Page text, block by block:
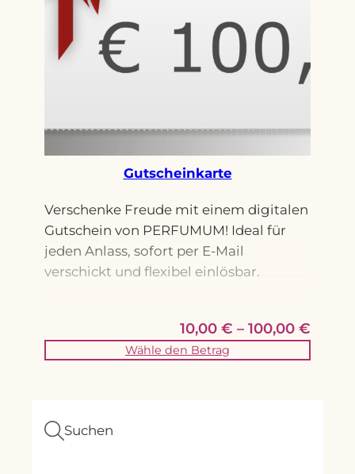
Gutscheinkarte
Verschenke Freude mit einem digitalen
Gutschein von PERFUMUM! Ideal für
jeden Anlass, sofort per E-Mail
verschickt und flexibel einlösbar.
10,00 € – 100,00 €
Wähle den Betrag
Suchen